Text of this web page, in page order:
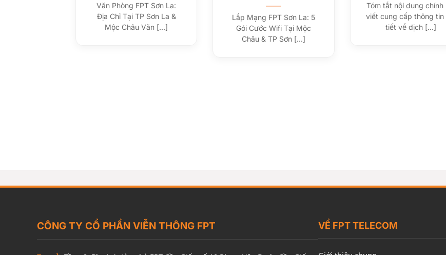
Văn Phòng FPT Sơn La:
Địa Chỉ Tại TP Sơn La &
Mộc Châu Văn [...]
Lắp Mạng FPT Sơn La: 5
Gói Cước Wifi Tại Mộc
Châu & TP Sơn [...]
Tóm tắt nội dung chính
viết cung cấp thông tin
tiết về dịch [...]
CÔNG TY CỔ PHẦN VIỄN THÔNG FPT VỀ FPT TELECOM